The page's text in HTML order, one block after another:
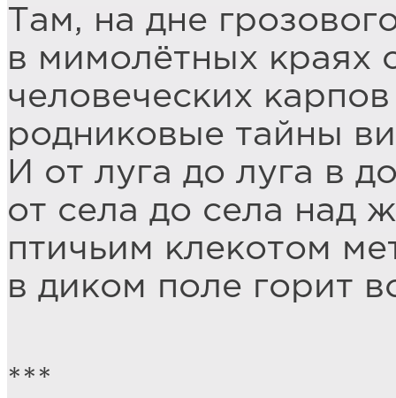
Там, на дне
в мимолётных краях
человеческих
родниковые тайны
И от луга до луга в
от села до села над
птичьим клекотом
в диком поле горит
***